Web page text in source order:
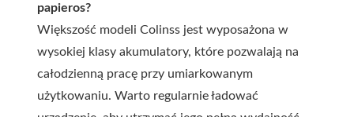
papieros?
Większość modeli Colinss jest wyposażona w
wysokiej klasy akumulatory, które pozwalają na
całodzienną pracę przy umiarkowanym
użytkowaniu. Warto regularnie ładować